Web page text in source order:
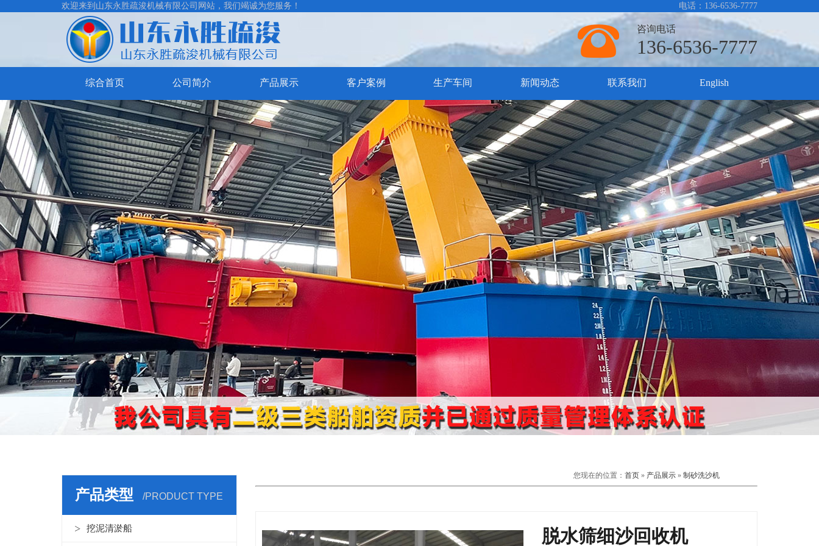
欢迎来到山东永胜疏浚机械有限公司网站，我们竭诚为您服务！ 电话：136-6536-7777
咨询电话
136-6536-7777
综合首页 公司简介 产品展示
挖
泥
清
淤
船
割
草
保
洁
船
抽
沙
船
系
列
制
砂
洗
沙
机
客户案例 生产车间 新闻动态 联系我们 English
产品类型 /PRODUCT TYPE
挖泥清淤船
您现在的位置：首页 » 产品展示 »制砂洗沙机
脱水筛细沙回收机